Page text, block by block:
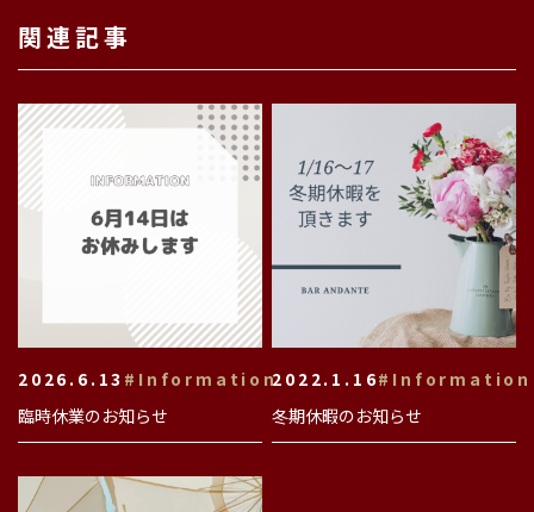
関連記事
2026.6.13 #Information
臨時休業のお知らせ
2022.1.16#Information
冬期休暇のお知らせ